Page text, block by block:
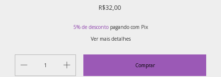
R$32,00
5% de descontopagando com Pix
Ver mais detalhes